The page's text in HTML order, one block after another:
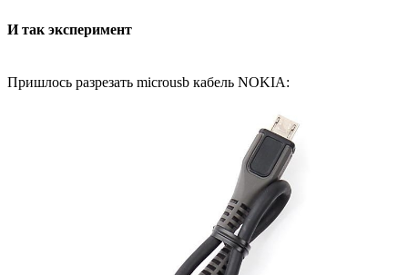
И так эксперимент
Пришлось разрезать microusb кабель NOKIA: